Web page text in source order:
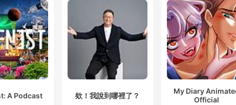
A Podcast 欸！我說到哪裡了？
My Diary
Official